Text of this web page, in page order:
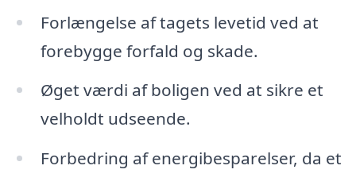
Forlængelse af tagets levetid ved at
forebygge forfald og skade.
Øget værdi af boligen ved at sikre et
velholdt udseende.
Forbedring af energibesparelser, da et